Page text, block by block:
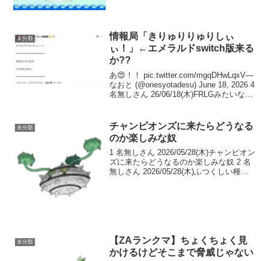
未分類
情報局「きりゅりりゅりしぃ
ぃ！」←エメラルドswitch版来る
か??
あ😍！！ pic.twitter.com/mgqDHwLqxV—
なおと (@onesyotadesu) June 18, 2026 4
名無しさん 26/06/18(木)FRLGみたいな
未分類
チャンピオンズに来たらどうなる
のか楽しみな奴
1 名無しさん 2026/05/28(木)チャンピオン
ズに来たらどうなるのか楽しみな奴 2 名
無しさん 2026/05/28(木)ふつくしい種族
未分類
【ZAランクマ】ちょくちょく見
かけるけどそこまで脅威じゃない